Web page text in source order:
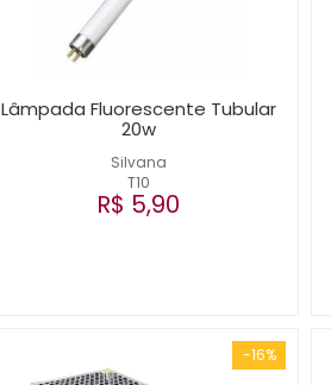
Silvana
T10
Lâmpada Fluorescente Tubular
20w
R$ 5,90
-16%